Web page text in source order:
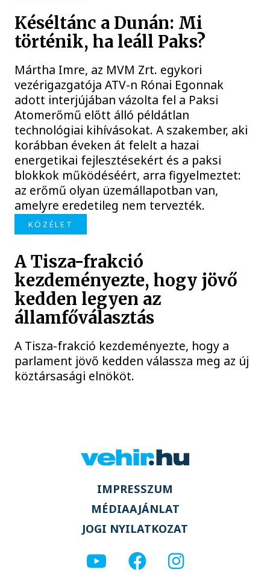
Késéltánc a Dunán: Mi
történik, ha leáll Paks?
Mártha Imre, az MVM Zrt. egykori
vezérigazgatója ATV-n Rónai Egonnak
adott interjújában vázolta fel a Paksi
Atomerőmű előtt álló példátlan
technológiai kihívásokat. A szakember, aki
korábban éveken át felelt a hazai
energetikai fejlesztésekért és a paksi
blokkok működéséért, arra figyelmeztet:
az erőmű olyan üzemállapotban van,
amelyre eredetileg nem tervezték.
KÖZÉLET
A Tisza-frakció
kezdeményezte, hogy jövő
kedden legyen az
államfőválasztás
A Tisza-frakció kezdeményezte, hogy a
parlament jövő kedden válassza meg az új
köztársasági elnököt.
IMPRESSZUM
MÉDIAAJÁNLAT
JOGI NYILATKOZAT